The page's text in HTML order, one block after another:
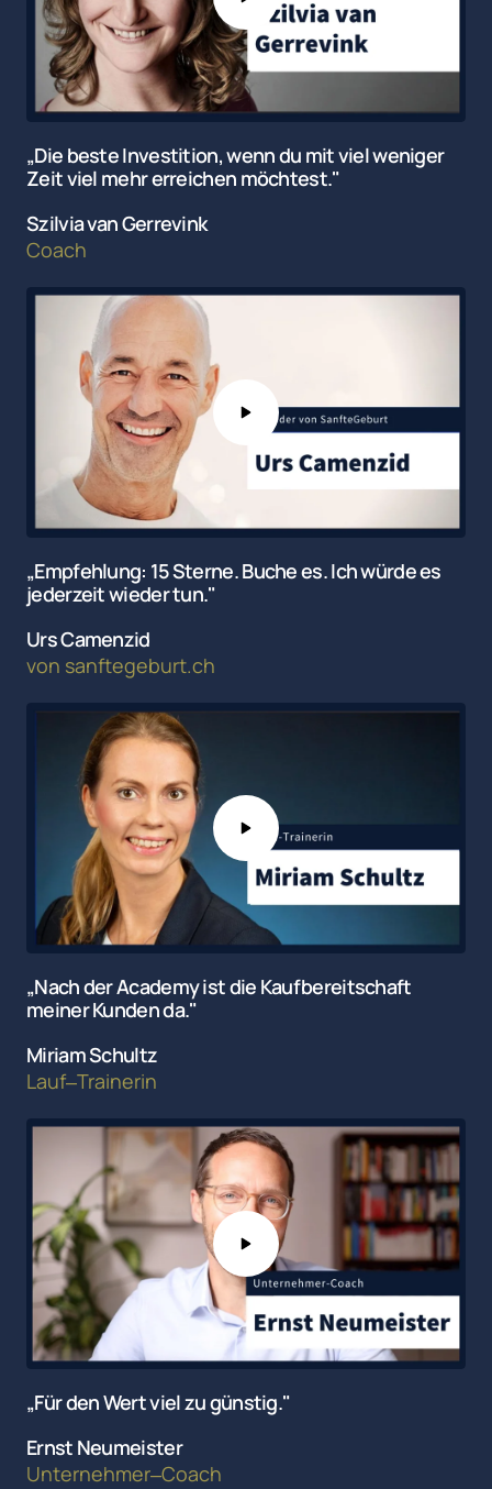
„Die beste Investition, wenn du mit viel weniger
Zeit viel mehr erreichen möchtest."
Szilvia van Gerrevink
Coach
„Empfehlung: 15 Sterne. Buche es. Ich würde es
jederzeit wieder tun."
Urs Camenzid
von sanftegeburt.ch
„Nach der Academy ist die Kaufbereitschaft
meiner Kunden da."
Miriam Schultz
Lauf‒Trainerin
„Für den Wert viel zu günstig."
Ernst Neumeister
Unternehmer‒Coach